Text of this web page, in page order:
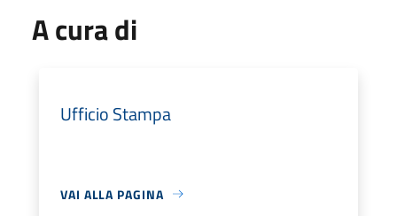
A cura di
Ufficio Stampa
VAI ALLA PAGINA